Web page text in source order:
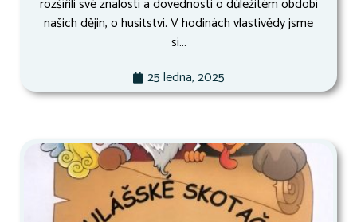
rozšířili své znalosti a dovednosti o důležitém období
našich dějin, o husitství. V hodinách vlastivědy jsme
si...
25 ledna, 2025